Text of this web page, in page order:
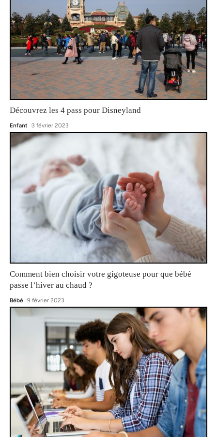
Découvrez les 4 pass pour Disneyland
Enfant 3 février 2023
Comment bien choisir votre gigoteuse pour que bébé
passe l’hiver au chaud ?
Bébé 9 février 2023